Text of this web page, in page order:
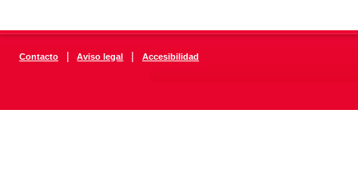
Contacto | Aviso legal | Accesibilidad